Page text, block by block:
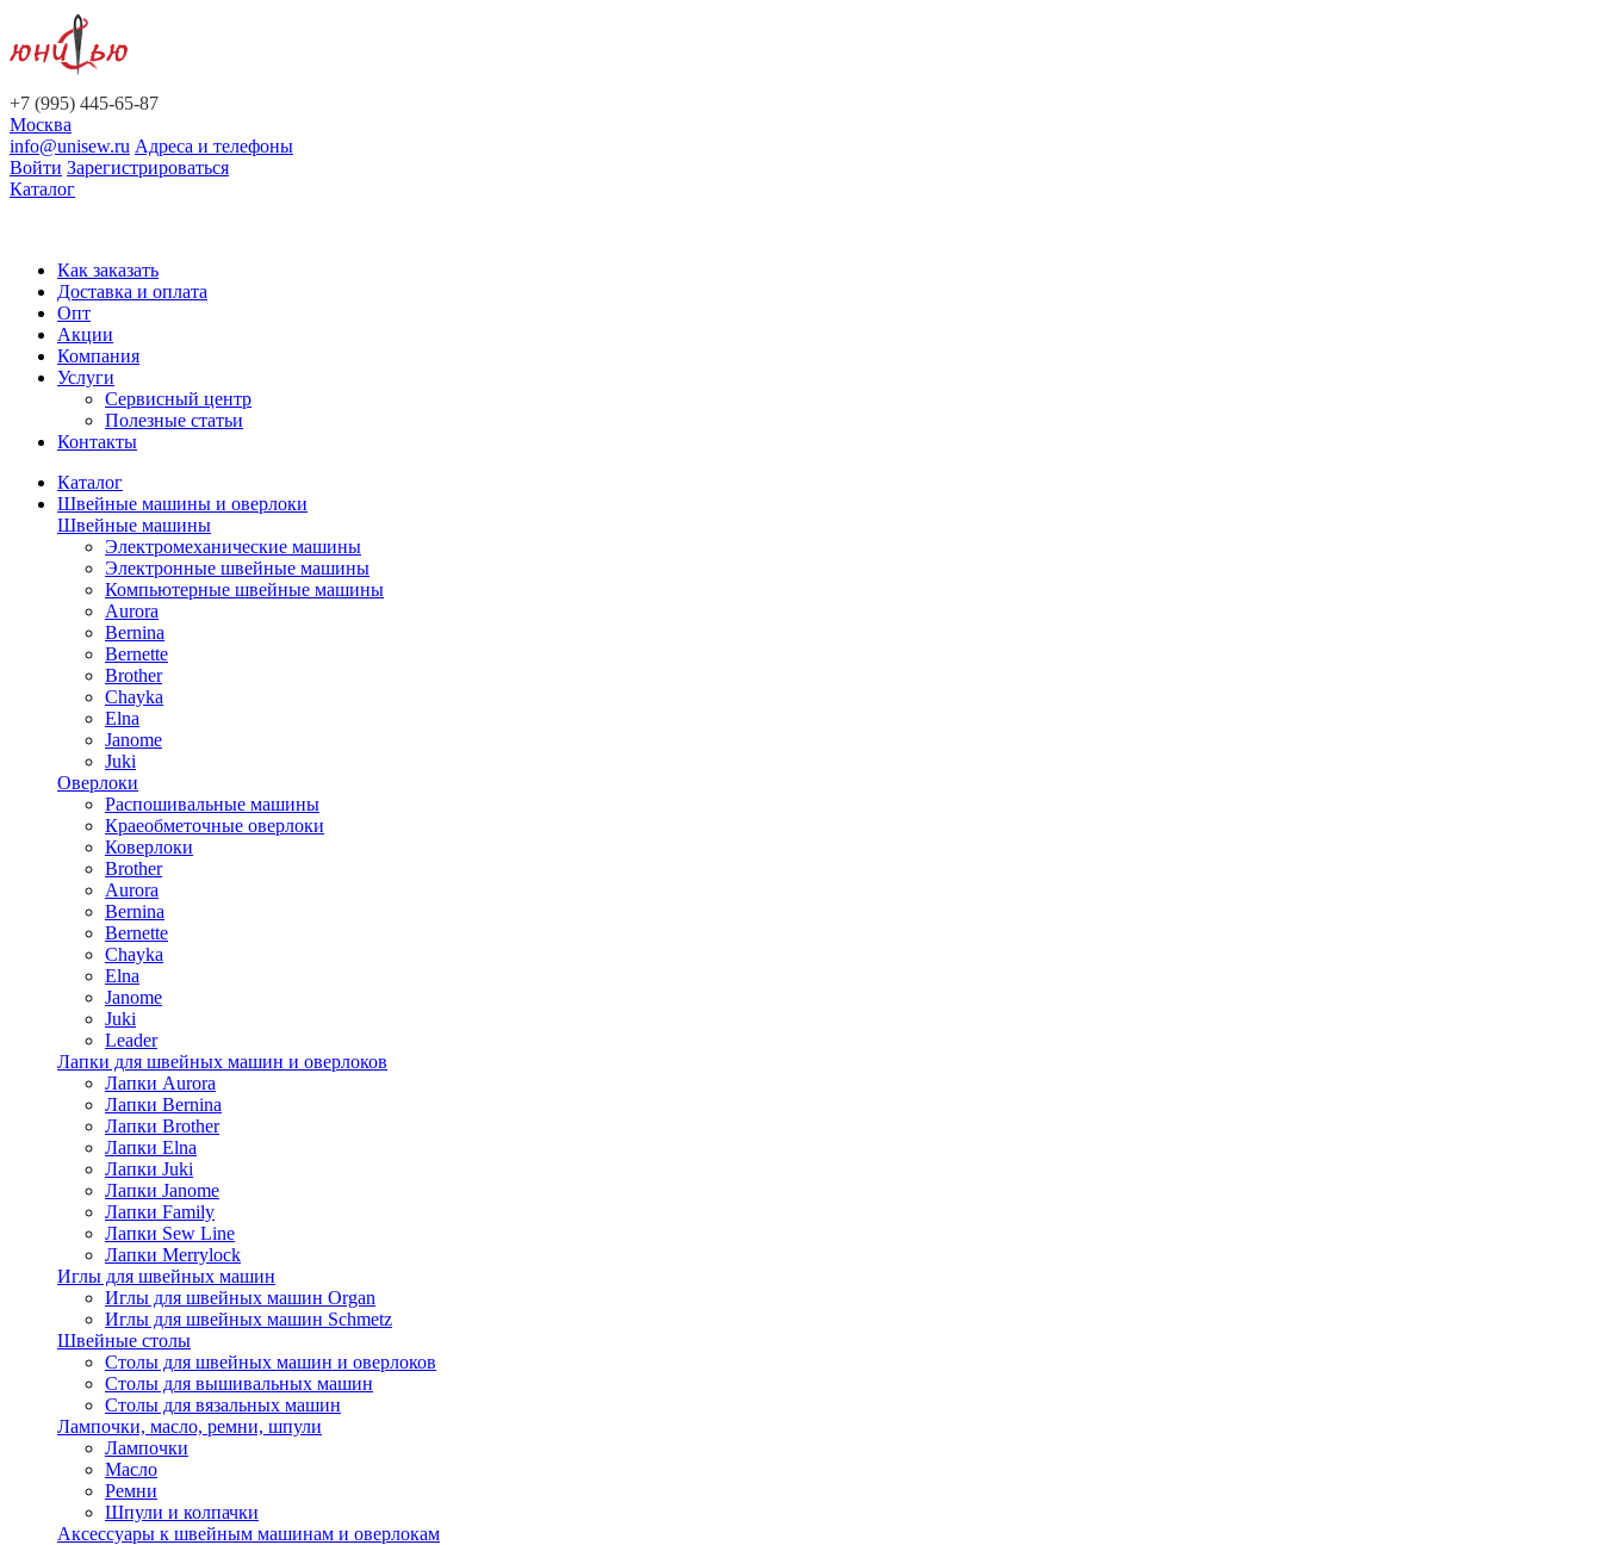
+7 (995) 445-65-87
Москва
info@unisew.ru Адреса и телефоны
Войти Зарегистрироваться
Каталог
Как заказать
Доставка и оплата
Опт
Акции
Компания
Услуги
Сервисный центр
Полезные статьи
Контакты
Каталог
Швейные машины и оверлоки
Швейные машины
Электромеханические машины
Электронные швейные машины
Компьютерные швейные машины
Aurora
Bernina
Bernette
Brother
Chayka
Elna
Janome
Juki
Оверлоки
Распошивальные машины
Краеобметочные оверлоки
Коверлоки
Brother
Aurora
Bernina
Bernette
Chayka
Elna
Janome
Juki
Leader
Лапки для швейных машин и оверлоков
Лапки Aurora
Лапки Bernina
Лапки Brother
Лапки Elna
Лапки Juki
Лапки Janome
Лапки Family
Лапки Sew Line
Лапки Merrylock
Иглы для швейных машин
Иглы для швейных машин Organ
Иглы для швейных машин Schmetz
Швейные столы
Столы для швейных машин и оверлоков
Столы для вышивальных машин
Столы для вязальных машин
Лампочки, масло, ремни, шпули
Лампочки
Масло
Ремни
Шпули и колпачки
Аксессуары к швейным машинам и оверлокам